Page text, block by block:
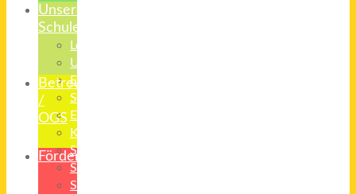
Unsere
Schule
Leitbild
Unterricht
Erziehung
Schulsozialarbeit
Elternvertreter
Kooperationspartner
Starterklasse
Schulradio
Schulanfänger
Betreuung
/
OGS
Förderverein